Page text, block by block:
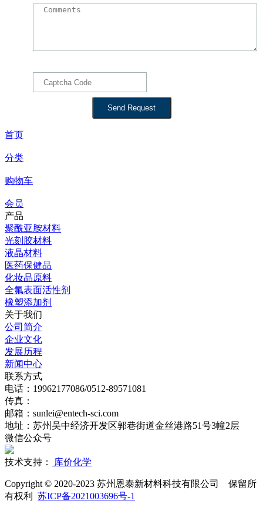
首页
分类
购物车
会员
产品
聚酰亚胺材料
光刻胶材料
液晶材料
医药保健品
化妆品原料
全氟表面活性剂
橡塑添加剂
关于我们
公司简介
企业文化
发展历程
新闻中心
联系方式
电话：19962177086/0512-89571081
传真：
邮箱：sunlei@entech-sci.com
地址：苏州吴中经济开发区郭巷街道金丝港路51号3幢2层
微信公众号
技术支持： 库价化学
Copyright © 2020-2023 苏州恩泰新材料科技有限公司 保留所
有权利 苏ICP备2021003696号-1